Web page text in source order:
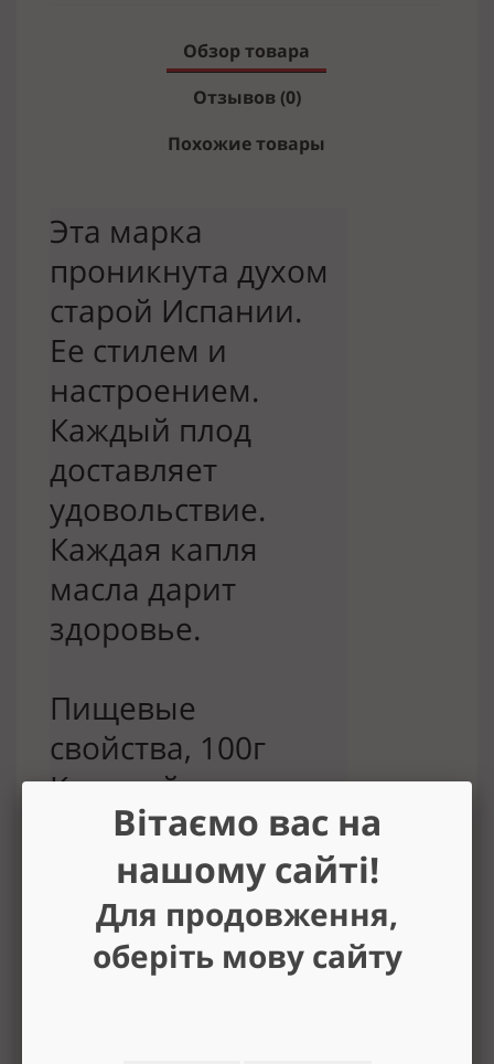
Обзор товара
Отзывов (0)
Похожие товары
Эта марка
проникнута духом
старой Испании.
Ее стилем и
настроением.
Каждый плод
доставляет
удовольствие.
Каждая капля
масла дарит
здоровье.
Пищевые
свойства, 100г
Калорийность
171.00ккал
Белки
1.23г
Жиры
Вітаємо вас на
нашому сайті!
Для продовження,
оберіть мову сайту